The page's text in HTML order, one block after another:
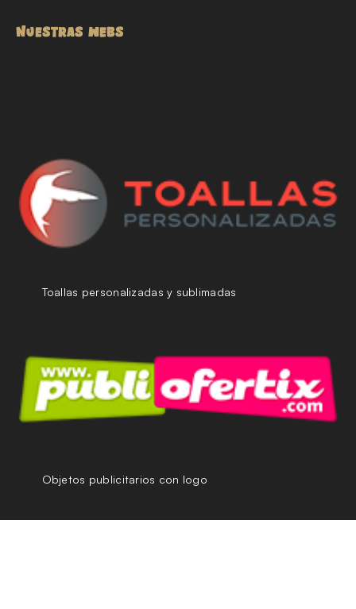
NUESTRAS WEBS
Toallas personalizadas y sublimadas
Objetos publicitarios con logo